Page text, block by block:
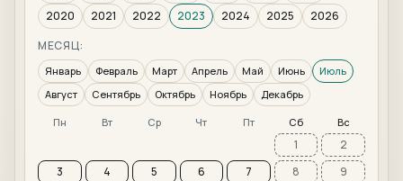
2020
2021 2022 2023 2024 2025
2026
МЕСЯЦ:
Январь Февраль Март Апрель Май Июнь
Июль
Август
Сентябрь Октябрь Ноябрь Декабрь
Пн Вт Ср Чт Пт Сб Вс
1
2
3
4 5 6 7 8
9